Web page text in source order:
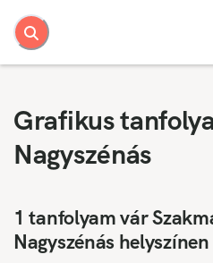
Grafikus
Nagyszénás
1 tanfolyam vár
Nagyszénás helyszínen